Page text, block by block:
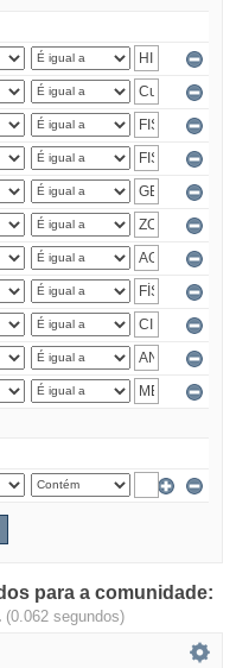
para a comunidade:
(0.062 segundos)